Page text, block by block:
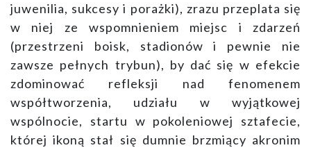
juwenilia, sukcesy i porażki), zrazu przeplata się
w niej ze wspomnieniem miejsc i zdarzeń
(przestrzeni boisk, stadionów i pewnie nie
zawsze pełnych trybun), by dać się w efekcie
zdominować refleksji nad fenomenem
współtworzenia, udziału w wyjątkowej
wspólnocie, startu w pokoleniowej sztafecie,
której ikoną stał się dumnie brzmiący akronim